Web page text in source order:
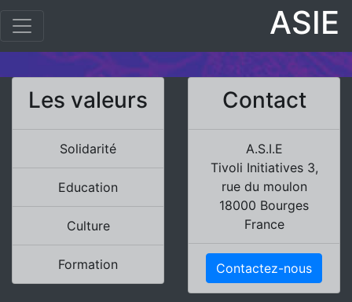
ASIE
Les valeurs
Solidarité
Education
Culture
Formation
Contact
A.S.I.E
Tivoli Initiatives 3,
rue du moulon
18000 Bourges
France
Contactez-nous